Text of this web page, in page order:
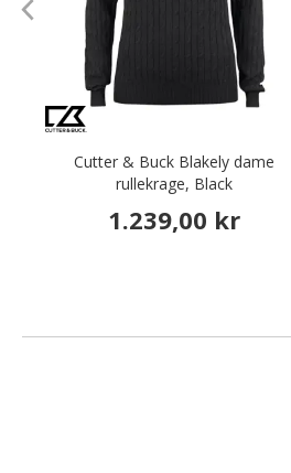
Cutter & Buck Blakely dame
rullekrage, Black
1.239,00 kr